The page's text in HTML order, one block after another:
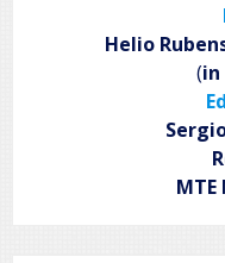
Helio
(in
MTE